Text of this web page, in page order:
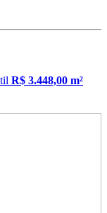
R$ 3.448,00 m²